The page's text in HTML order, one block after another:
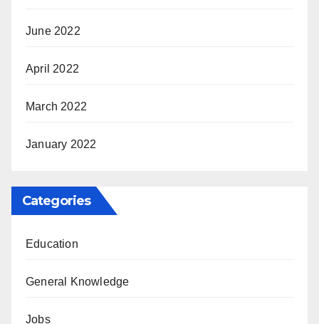
June 2022
April 2022
March 2022
January 2022
Categories
Education
General Knowledge
Jobs